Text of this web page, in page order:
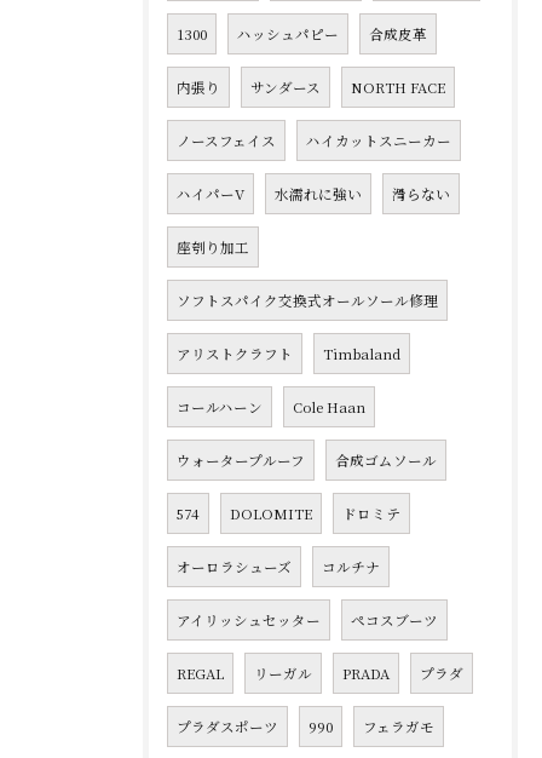
1300 ハッシュパピー 合成皮革
内張り サンダース NORTH FACE
ノースフェイス ハイカットスニーカー
ハイパーV 水濡れに強い 滑らない
座刳り加工
ソフトスパイク交換式オールソール修理
アリストクラフト Timbaland
コールハーン Cole Haan
ウォータープルーフ 合成ゴムソール
574 DOLOMITE ドロミテ
オーロラシューズ コルチナ
アイリッシュセッター ペコスブーツ
REGAL リーガル PRADA プラダ
プラダスポーツ 990 フェラガモ